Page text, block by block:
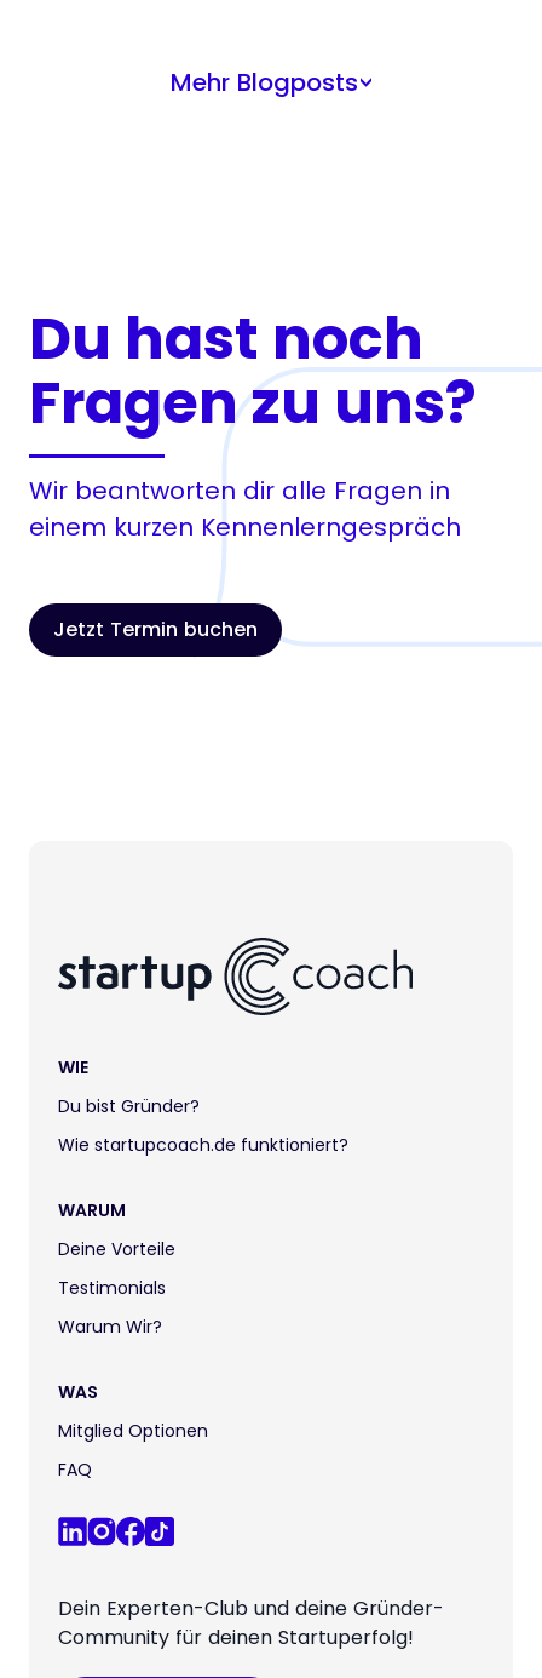
Mehr Blogposts>
Du hast noch
Fragen zu uns?
Wir beantworten dir alle Fragen in
einem kurzen Kennenlerngespräch
Jetzt Termin buchen
WIE
Du bist Gründer?
Wie startupcoach.de funktioniert?
WARUM
Deine Vorteile
Testimonials
Warum Wir?
WAS
Mitglied Optionen
FAQ
Dein Experten-Club und deine Gründer-
Community für deinen Startuperfolg!